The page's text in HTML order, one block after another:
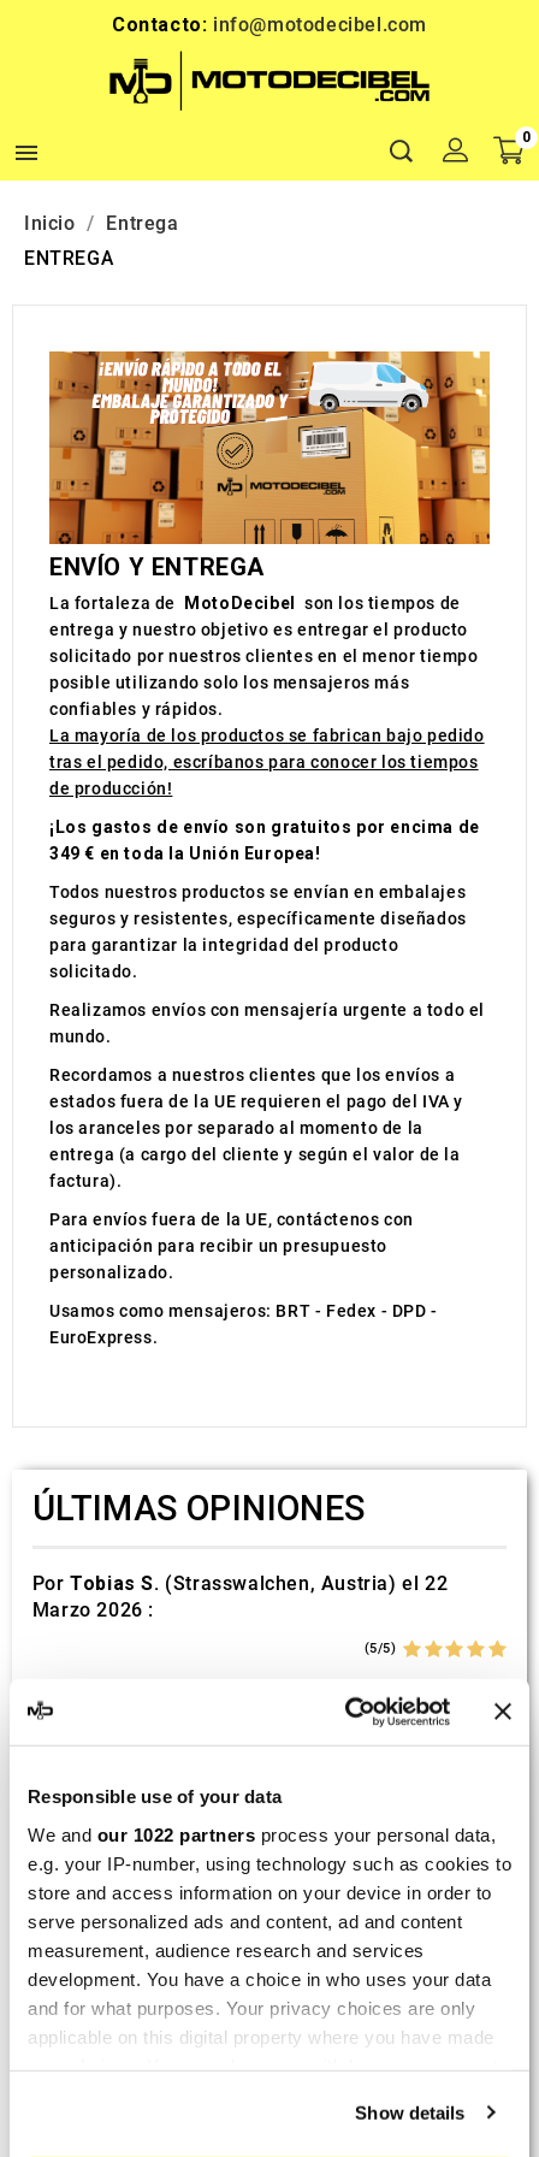
Responsible use of your data
We and our 1022 partners process your personal data,
e.g. your IP-number, using technology such as cookies to
store and access information on your device in order to
serve personalized ads and content, ad and content
measurement, audience research and services
development. You have a choice in who uses your data
and for what purposes. Your privacy choices are only
applicable on this digital property where you have made
Show details
Contacto: info@motodecibel.com

0
Inicio
Entrega
ENTREGA
ENVÍO Y ENTREGA
La fortaleza de MotoDecibel
son los tiempos de
entrega y nuestro objetivo es entregar el producto
solicitado por nuestros clientes en el menor tiempo
posible utilizando solo los mensajeros más
confiables y rápidos.
La mayoría de los productos se fabrican bajo pedido
tras el pedido, escríbanos para conocer los tiempos
de producción!
¡Los gastos de envío son gratuitos por encima de
349 € en toda la Unión Europea!
Todos nuestros productos se envían en embalajes
seguros y resistentes, específicamente diseñados
para garantizar la integridad del producto
solicitado.
Realizamos envíos con mensajería urgente a todo el
mundo.
Recordamos a nuestros clientes que los envíos a
estados fuera de la UE requieren el pago del IVA y
los aranceles por separado al momento de la
entrega (a cargo del cliente y según el valor de la
factura).
Para envíos fuera de la UE, contáctenos con
anticipación para recibir un presupuesto
personalizado.
Usamos como mensajeros: BRT - Fedex - DPD -
EuroExpress.
ÚLTIMAS OPINIONES
PorTobias S. (Strasswalchen, Austria) el 22
Marzo 2026 :
(5/5)
250 300 002.136224
2026 :
Nominal del producto :Marving H/AAA/35/VN Honda
Xlv 600 Transalp
Perfect
PorAvertino G. (Portugalete, Spain) el 10 Marzo
2026 :
(5/5)